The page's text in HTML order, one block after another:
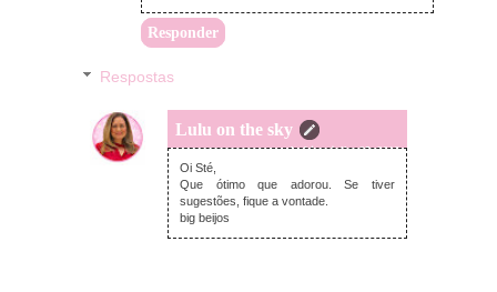
Responder
Respostas
Lulu on the sky
segunda-feira, julho 25, 2016
Oi Sté,
Que ótimo que adorou. Se tiver
sugestões, fique a vontade.
big beijos